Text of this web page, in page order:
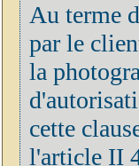
Au terme
par le
la
cette
l'article II